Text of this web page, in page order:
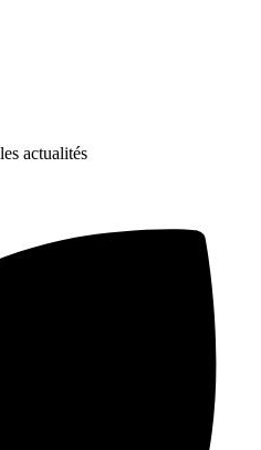
actualités